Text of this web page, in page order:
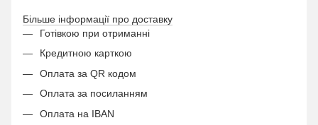
Більше інформації про доставку
Готівкою при отриманні
Кредитною карткою
Оплата за QR кодом
Оплата за посиланням
Оплата на IBAN